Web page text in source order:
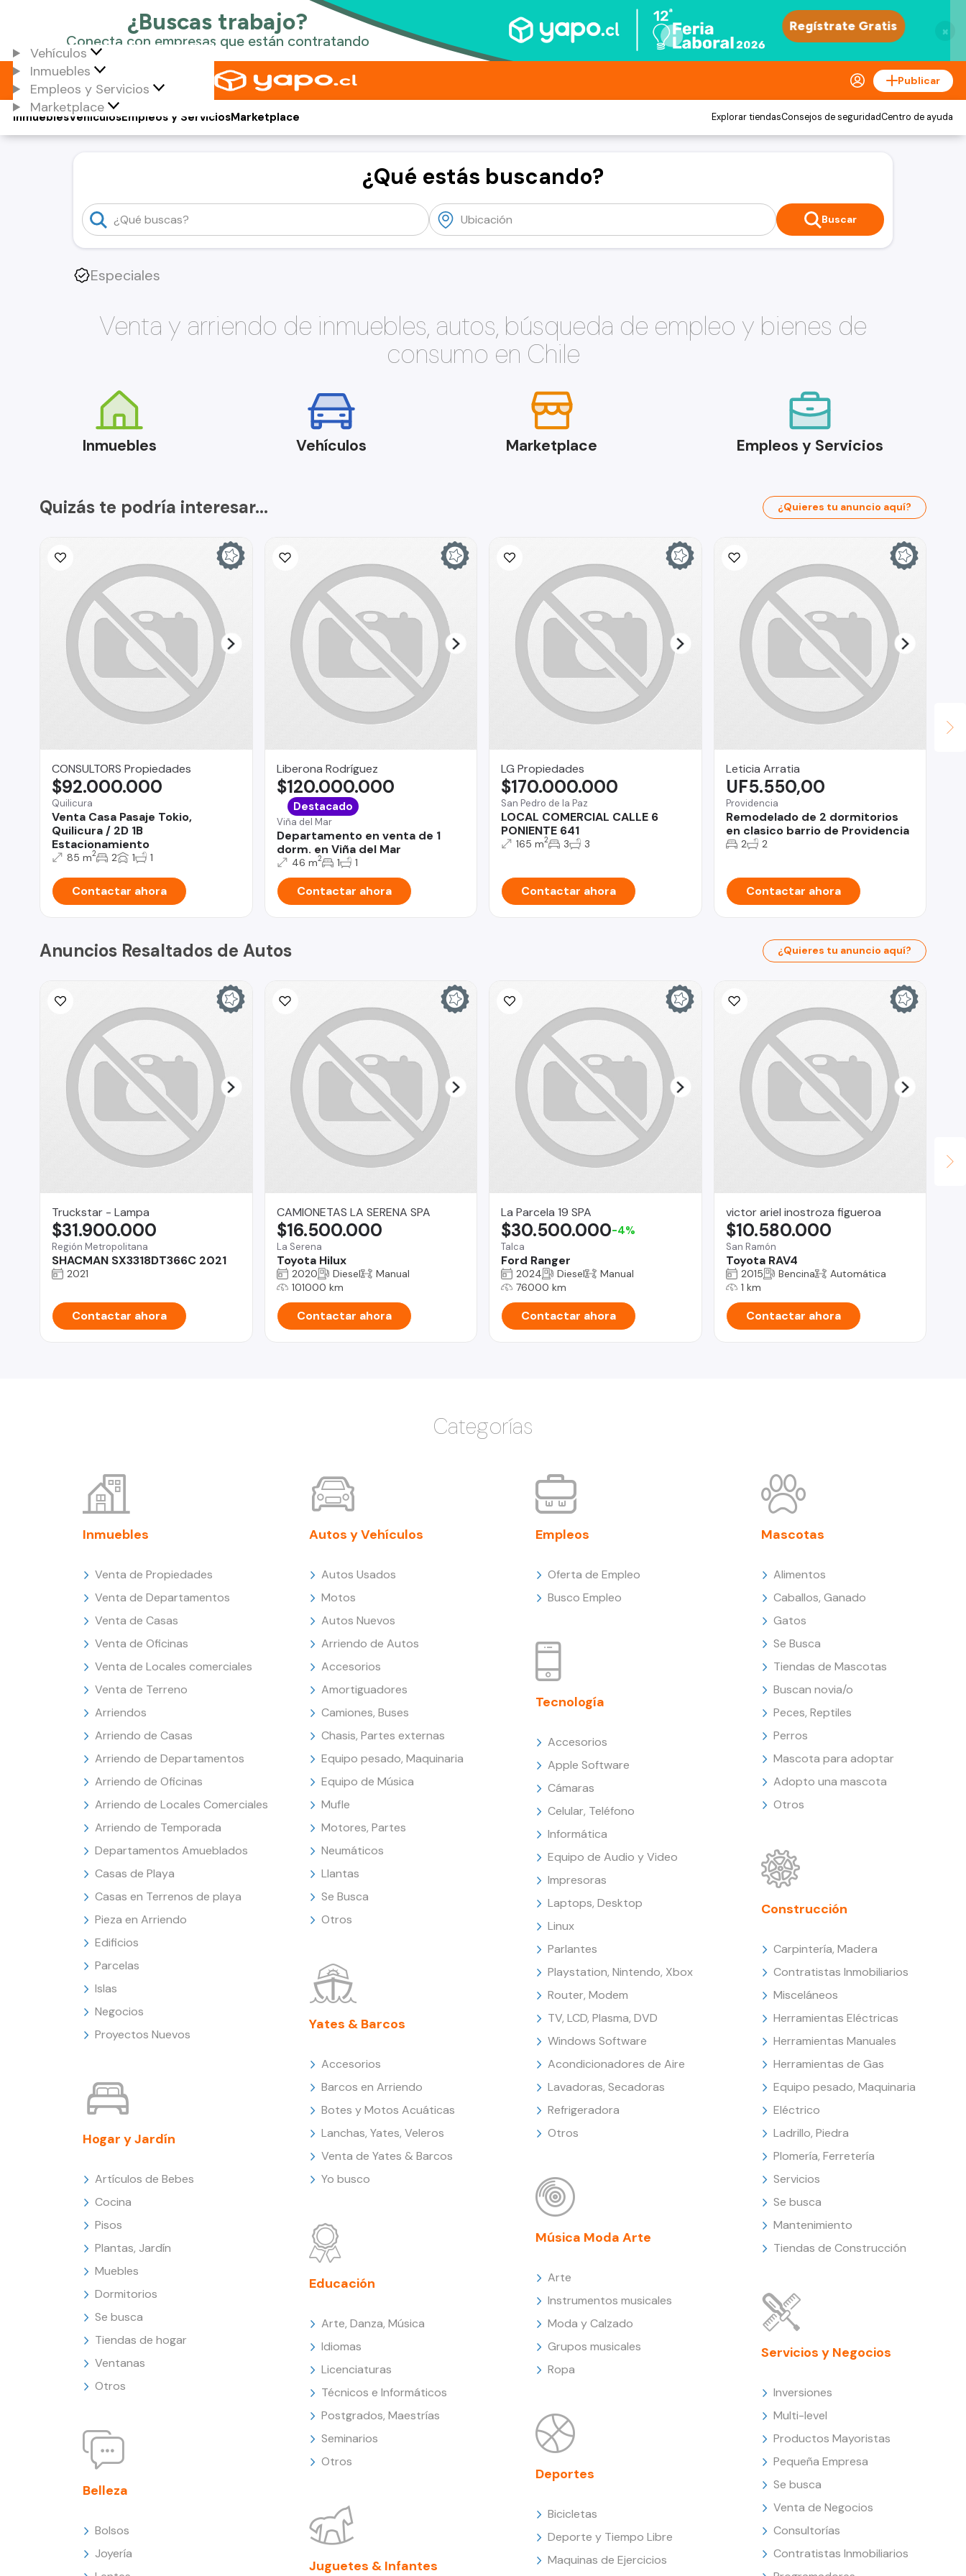
×
Vehículos
Inmuebles
Empleos y Servicios
Marketplace
Publicar
Vehículos
Inmuebles Empleos y ServiciosMarketplace Explorar tiendasConsejos de seguridadCentro de ayuda
¿Qué estás buscando?
Buscar
Especiales
Venta y arriendo de inmuebles, autos, búsqueda de empleo y bienes de
consumo en Chile
Inmuebles Vehículos Marketplace Empleos y Servicios
Quizás te podría interesar... ¿Quieres tu anuncio aquí?
CONSULTORS Propiedades
Quilicura
Venta Casa Pasaje Tokio,
Quilicura / 2D 1B
Estacionamiento
$92.000.000
85 m2 2 1 1
Contactar ahora
Liberona Rodríguez
Viña del Mar
Departamento en venta de 1
dorm. en Viña del Mar
$120.000.000
Destacado
46 m2 1 1
Contactar ahora
LG Propiedades
San Pedro de la Paz
LOCAL COMERCIAL CALLE 6
PONIENTE 641
$170.000.000
165 m2 3 3
Contactar ahora
Leticia Arratia
Providencia
Remodelado de 2 dormitorios
en clasico barrio de Providencia
UF5.550,00
2 2
Contactar ahora
Anuncios Resaltados de Autos ¿Quieres tu anuncio aquí?
Truckstar - Lampa
Región Metropolitana
SHACMAN SX3318DT366C 2021
$31.900.000
2021
Contactar ahora
CAMIONETAS LA SERENA SPA
La Serena
Toyota Hilux
$16.500.000
2020 Diesel
Manual
101000 km
Contactar ahora
La Parcela 19 SPA
Talca
Ford Ranger
$30.500.000-4%
2024 Diesel
Manual
76000 km
Contactar ahora
victor ariel inostroza figueroa
San Ramón
Toyota RAV4
$10.580.000
2015 Bencina
Automática
1 km
Contactar ahora
Categorías
Inmuebles
Venta de Propiedades
Venta de Departamentos
Venta de Casas
Venta de Oficinas
Venta de Locales comerciales
Venta de Terreno
Arriendos
Arriendo de Casas
Arriendo de Departamentos
Arriendo de Oficinas
Arriendo de Locales Comerciales
Arriendo de Temporada
Departamentos Amueblados
Casas de Playa
Casas en Terrenos de playa
Pieza en Arriendo
Edificios
Parcelas
Islas
Negocios
Proyectos Nuevos
Hogar y Jardín
Artículos de Bebes
Cocina
Pisos
Plantas, Jardín
Muebles
Dormitorios
Se busca
Tiendas de hogar
Ventanas
Otros
Belleza
Bolsos
Joyería
Autos y Vehículos
Autos Usados
Motos
Autos Nuevos
Arriendo de Autos
Accesorios
Amortiguadores
Camiones, Buses
Chasis, Partes externas
Equipo pesado, Maquinaria
Equipo de Música
Mufle
Motores, Partes
Neumáticos
Llantas
Se Busca
Otros
Yates & Barcos
Accesorios
Barcos en Arriendo
Botes y Motos Acuáticas
Lanchas, Yates, Veleros
Venta de Yates & Barcos
Yo busco
Educación
Arte, Danza, Música
Idiomas
Licenciaturas
Técnicos e Informáticos
Postgrados, Maestrías
Seminarios
Otros
Juguetes & Infantes
Empleos
Oferta de Empleo
Busco Empleo
Tecnología
Accesorios
Apple Software
Cámaras
Celular, Teléfono
Informática
Equipo de Audio y Video
Impresoras
Laptops, Desktop
Linux
Parlantes
Playstation, Nintendo, Xbox
Router, Modem
TV, LCD, Plasma, DVD
Windows Software
Acondicionadores de Aire
Lavadoras, Secadoras
Refrigeradora
Otros
Música Moda Arte
Arte
Instrumentos musicales
Moda y Calzado
Grupos musicales
Ropa
Deportes
Bicicletas
Deporte y Tiempo Libre
Maquinas de Ejercicios
Mascotas
Alimentos
Caballos, Ganado
Gatos
Se Busca
Tiendas de Mascotas
Buscan novia/o
Peces, Reptiles
Perros
Mascota para adoptar
Adopto una mascota
Otros
Construcción
Carpintería, Madera
Contratistas Inmobiliarios
Misceláneos
Herramientas Eléctricas
Herramientas Manuales
Herramientas de Gas
Equipo pesado, Maquinaria
Eléctrico
Ladrillo, Piedra
Plomería, Ferretería
Servicios
Se busca
Mantenimiento
Tiendas de Construcción
Servicios y Negocios
Inversiones
Multi-level
Productos Mayoristas
Pequeña Empresa
Se busca
Venta de Negocios
Consultorías
Contratistas Inmobiliarios